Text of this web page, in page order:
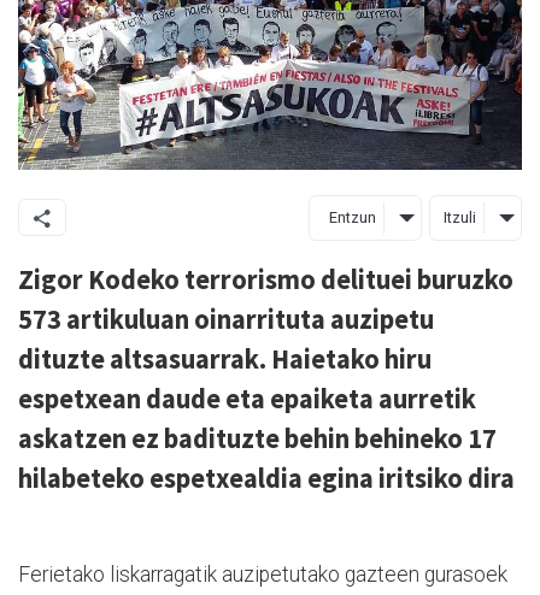
Entzun Itzuli
Zigor Kodeko terrorismo delituei buruzko
573 artikuluan oinarrituta auzipetu
dituzte altsasuarrak. Haietako hiru
espetxean daude eta epaiketa aurretik
askatzen ez badituzte behin behineko 17
hilabeteko espetxealdia egina iritsiko dira
Ferietako liskarragatik auzipetutako gazteen gurasoek